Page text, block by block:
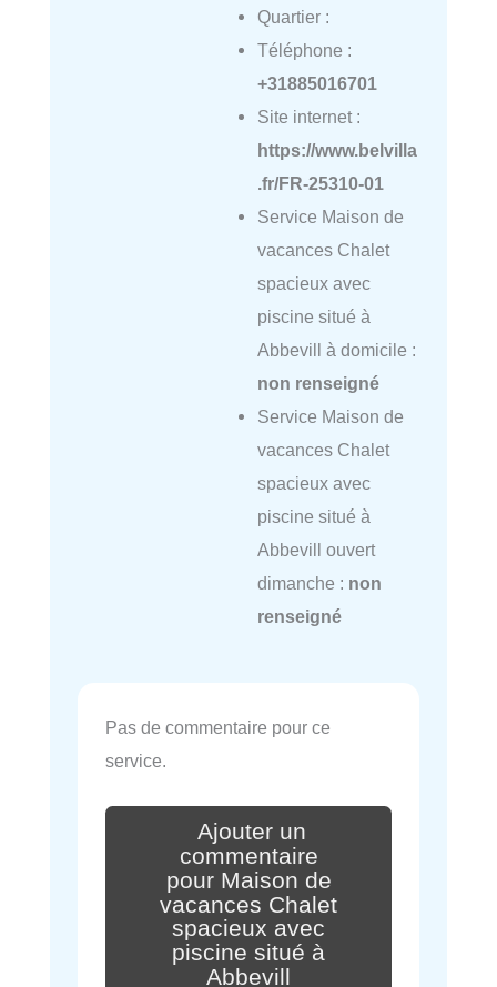
Quartier :
Téléphone :
+31885016701
Site internet :
https://www.belvilla
.fr/FR-25310-01
Service Maison de
vacances Chalet
spacieux avec
piscine situé à
Abbevill à domicile :
non renseigné
Service Maison de
vacances Chalet
spacieux avec
piscine situé à
Abbevill ouvert
dimanche : non
renseigné
Pas de commentaire pour ce
service.
Ajouter un
commentaire
pour Maison de
vacances Chalet
spacieux avec
piscine situé à
Abbevill